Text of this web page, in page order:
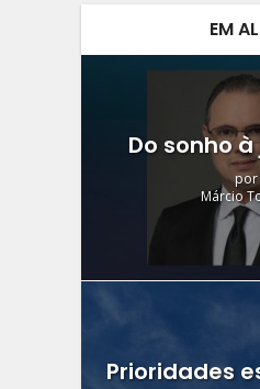
EM
Do sonho
por
Márcio
Prioridades